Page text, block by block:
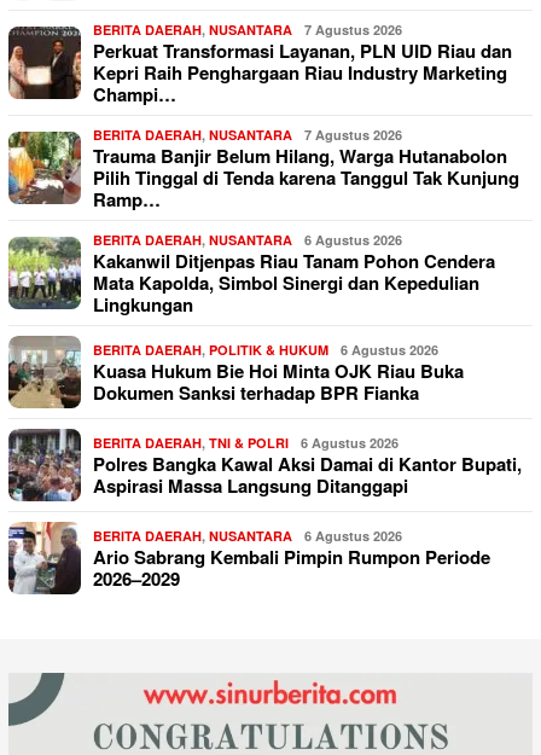
BERITA DAERAH, NUSANTARA 7 Agustus 2026
Perkuat Transformasi Layanan, PLN UID Riau dan
Kepri Raih Penghargaan Riau Industry Marketing
Champi…
BERITA DAERAH, NUSANTARA 7 Agustus 2026
Trauma Banjir Belum Hilang, Warga Hutanabolon
Pilih Tinggal di Tenda karena Tanggul Tak Kunjung
Ramp…
BERITA DAERAH, NUSANTARA 6 Agustus 2026
Kakanwil Ditjenpas Riau Tanam Pohon Cendera
Mata Kapolda, Simbol Sinergi dan Kepedulian
Lingkungan
BERITA DAERAH, POLITIK & HUKUM 6 Agustus 2026
Kuasa Hukum Bie Hoi Minta OJK Riau Buka
Dokumen Sanksi terhadap BPR Fianka
BERITA DAERAH, TNI & POLRI 6 Agustus 2026
Polres Bangka Kawal Aksi Damai di Kantor Bupati,
Aspirasi Massa Langsung Ditanggapi
BERITA DAERAH, NUSANTARA 6 Agustus 2026
Ario Sabrang Kembali Pimpin Rumpon Periode
2026–2029